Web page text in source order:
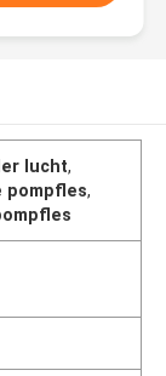
lucht,
pompfles,